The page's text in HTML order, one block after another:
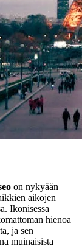
on nykyään
aikojen
Ikonisessa
hienoa
ja sen
muinaisista